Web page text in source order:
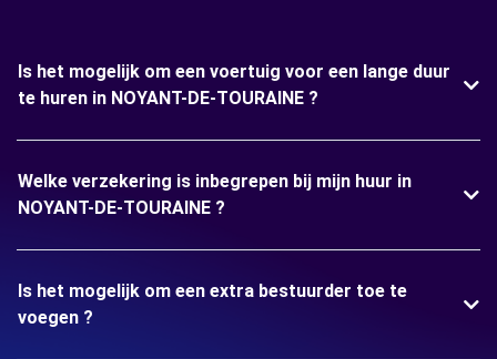
Is het mogelijk om een voertuig voor een lange duur
te huren in NOYANT-DE-TOURAINE ?
Welke verzekering is inbegrepen bij mijn huur in
NOYANT-DE-TOURAINE ?
Is het mogelijk om een extra bestuurder toe te
voegen ?